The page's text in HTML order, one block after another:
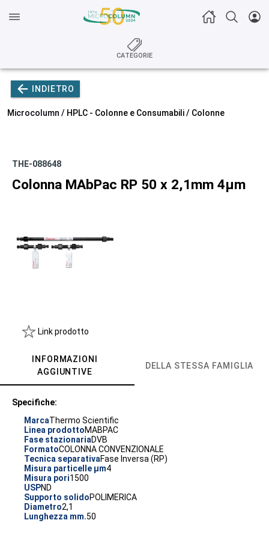
CATEGORIE
INDIETRO
Microcolumn / HPLC - Colonne e Consumabili/ Colonne
THE-088648
Colonna MAbPac RP 50 x 2,1mm 4µm
Link prodotto
INFORMAZIONI
AGGIUNTIVE
DELLA STESSA FAMIGLIA
Specifiche:
MarcaThermo Scientific
Linea prodottoMABPAC
Fase stazionariaDVB
FormatoCOLONNA CONVENZIONALE
Tecnica separativaFase Inversa (RP)
Misura particelle µm4
Misura pori1500
USPND
Supporto solidoPOLIMERICA
Diametro2,1
Lunghezza mm.50